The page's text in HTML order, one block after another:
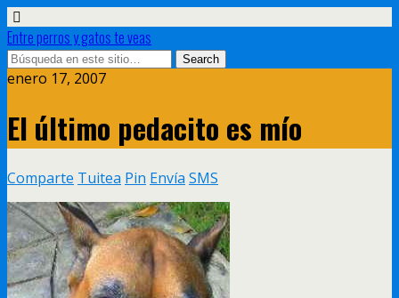
Entre perros y gatos te veas
enero 17, 2007
El último pedacito es mío
Comparte Tuitea Pin Envía SMS